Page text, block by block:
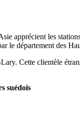
apprécient les
le département des
Cette clientèle
suédois